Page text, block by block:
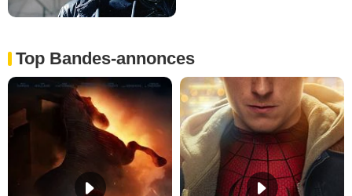
Top Bandes-annonces